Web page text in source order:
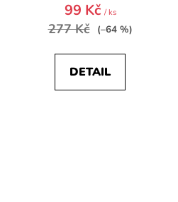
99 Kč / ks
277 Kč (–64 %)
DETAIL